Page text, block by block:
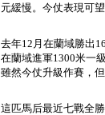
元緩慢。今仗表現可望
去年12月在蘭域勝出
在蘭域進軍1300米一
雖然今仗升級作賽，
這匹馬后最近七戰全